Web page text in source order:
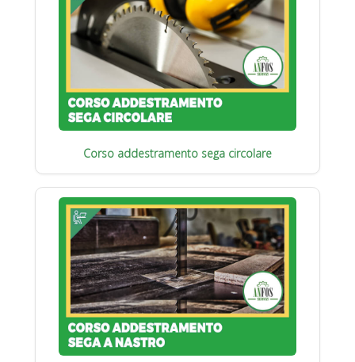
Corso addestramento sega circolare